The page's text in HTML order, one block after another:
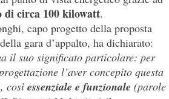
di circa 100 kilowatt.
capo progetto della proposta
gara d’appalto, ha dichiarato:
il suo significato particolare: per
l’aver concepito questa
cosìessenziale e funzionale (parole